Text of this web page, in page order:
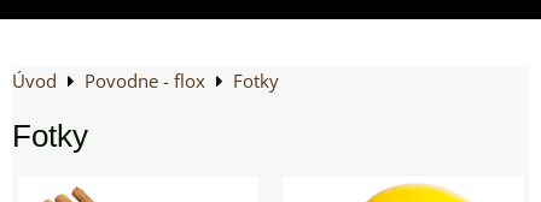
Úvod Povodne - flox Fotky
Fotky